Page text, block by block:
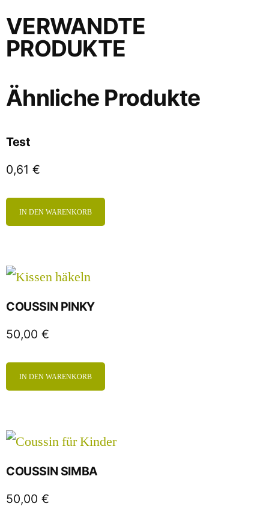
VERWANDTE
PRODUKTE
Ähnliche Produkte
Test
0,61 €
IN DEN WARENKORB
COUSSIN PINKY
50,00 €
IN DEN WARENKORB
COUSSIN SIMBA
50,00 €